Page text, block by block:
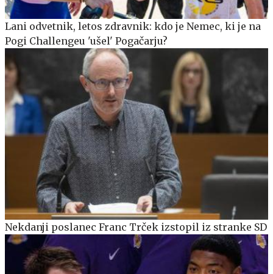
Lani odvetnik, letos zdravnik: kdo je Nemec, ki je na
Pogi Challengeu 'ušel' Pogačarju?
Nekdanji poslanec Franc Trček izstopil iz stranke SD